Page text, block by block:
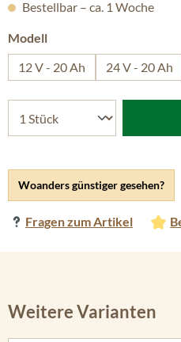
Woanders günstiger gesehen?
Fragen zum Artikel
Bestellbar – ca. 1 Woche
Modellauswählen
12 V - 20 Ah
24 V - 20 Ah
Weitere Varianten